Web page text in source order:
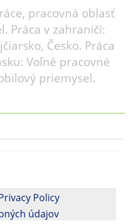
pracovná oblasť
Práca v zahraničí:
Česko. Práca
Voľné pracovné
priemysel.
Policy
údajov